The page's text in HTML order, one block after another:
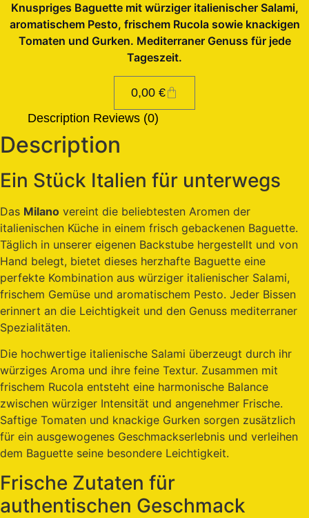
Knuspriges Baguette mit würziger italienischer Salami,
aromatischem Pesto, frischem Rucola sowie knackigen
Tomaten und Gurken. Mediterraner Genuss für jede
Tageszeit.
0,00 €
Description Reviews (0)
Description
Ein Stück Italien für unterwegs
Das Milano vereint die beliebtesten Aromen der
italienischen Küche in einem frisch gebackenen Baguette.
Täglich in unserer eigenen Backstube hergestellt und von
Hand belegt, bietet dieses herzhafte Baguette eine
perfekte Kombination aus würziger italienischer Salami,
frischem Gemüse und aromatischem Pesto. Jeder Bissen
erinnert an die Leichtigkeit und den Genuss mediterraner
Spezialitäten.
Die hochwertige italienische Salami überzeugt durch ihr
würziges Aroma und ihre feine Textur. Zusammen mit
frischem Rucola entsteht eine harmonische Balance
zwischen würziger Intensität und angenehmer Frische.
Saftige Tomaten und knackige Gurken sorgen zusätzlich
für ein ausgewogenes Geschmackserlebnis und verleihen
dem Baguette seine besondere Leichtigkeit.
Frische Zutaten für
authentischen Geschmack